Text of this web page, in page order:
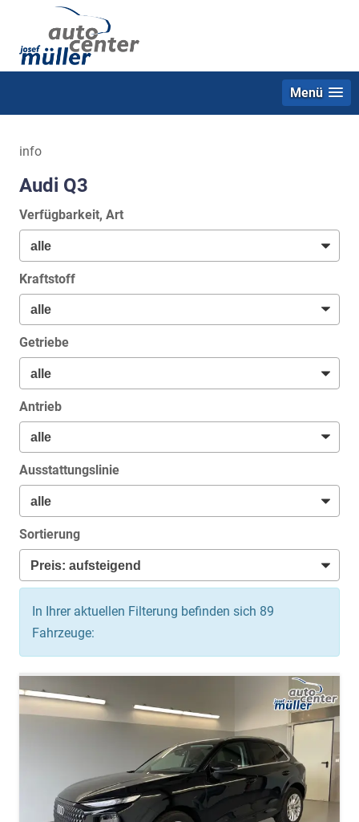
Menü
info
Audi Q3
Verfügbarkeit, Art
Kraftstoff
Getriebe
Antrieb
Ausstattungslinie
Sortierung
In Ihrer aktuellen Filterung befinden sich 89
Fahrzeuge: